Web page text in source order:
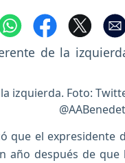
izquierda. Foto:
que el expresidente
año después de que